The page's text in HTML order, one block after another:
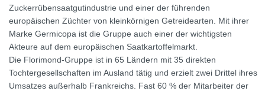
Zuckerrübensaatgutindustrie und einer der führenden
europäischen Züchter von kleinkörnigen Getreidearten. Mit ihrer
Marke Germicopa ist die Gruppe auch einer der wichtigsten
Akteure auf dem europäischen Saatkartoffelmarkt.
Die Florimond-Gruppe ist in 65 Ländern mit 35 direkten
Tochtergesellschaften im Ausland tätig und erzielt zwei Drittel ihres
Umsatzes außerhalb Frankreichs. Fast 60 % der Mitarbeiter der